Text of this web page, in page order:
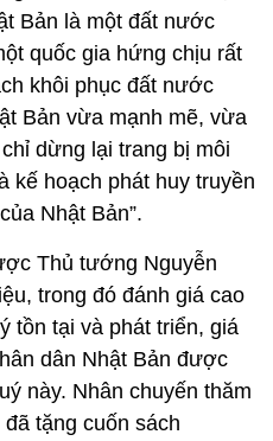
Bản là một đất nước
quốc gia hứng chịu rất
khôi phục đất nước
Bản vừa mạnh mẽ, vừa
dừng lại trang bị môi
kế hoạch phát huy truyền
Nhật Bản”.
Thủ tướng Nguyễn
trong đó đánh giá cao
tồn tại và phát triển, giá
dân Nhật Bản được
này. Nhân chuyến thăm
tặng cuốn sách